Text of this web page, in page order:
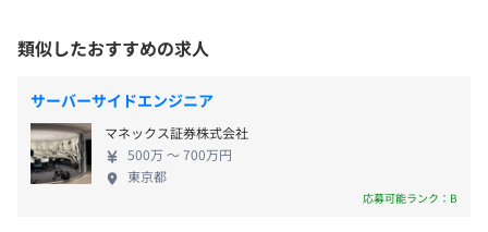
2025年で「駅メモ！」は11周年を迎えました。
年に実施された「駅メモ！」シリーズでの経済効果は21
億円となりました。
他社IPコラボを積極的に実施しており、2023年の売上高
は過去最高を更新するなど、モバファクの業績を牽引して
対策内容：敷地内禁煙
JR山手線 五反田駅より徒歩3分
都営浅草線 五反田駅より徒歩3分
◆完全週休2日制
土日、祝日、年末年始（12月29日～1月3日）
ことをより具現化すると可能性を感じ、ゲーム事業
に大きく舵を切りました。あれから10年。今でこそ
メイン事業のソーシャルゲームとなりました。 ◆仕
事だけでは留まらない。常にスキルアップできる環
境 主軸コンテンツである「位置ゲーム」は、トップ
ダウンではなくボトムアップでリリースされまし
た。新人にも裁量権は大きく、企画を通すことさえ
類似したおすすめの求人
サーバーサイドエンジニア
マネックス証券株式会社
500万 〜 700万円
東京都
応募可能ランク：B